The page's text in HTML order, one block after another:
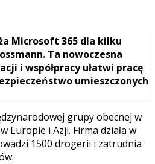
Microsoft 365 dla kilku
Ta nowoczesna
i współpracy ułatwi pracę
umieszczonych
grupy obecnej w
Europie i Azji. Firma działa w
1500 drogerii i zatrudnia